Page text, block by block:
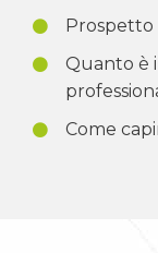
Prospetto
Quanto è
Come